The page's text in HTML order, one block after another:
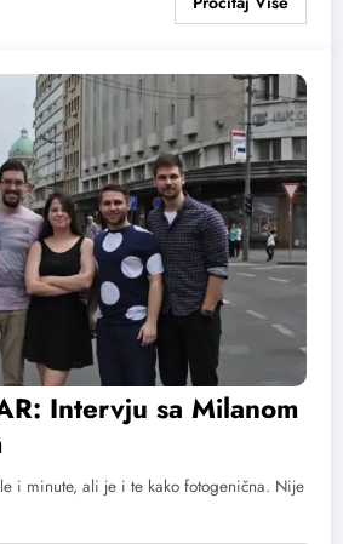
Intervju sa Milanom
i minute, ali je i te kako fotogenična. Nije